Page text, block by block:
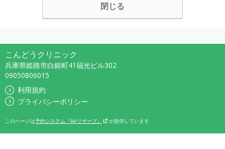
閉じる
こんどうクリニック
兵庫県姫路市白銀町41福光ビル302
09050806015
利用規約
プライバシーポリシー
このページは予約システム『Airリザーブ』 が提供しています